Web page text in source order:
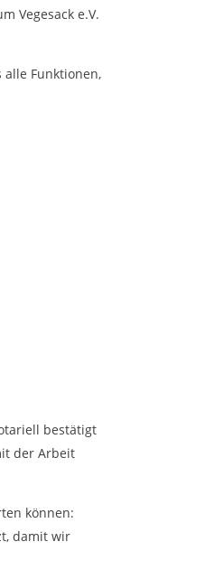
Vegesack e.V.
Funktionen,
bestätigt
der Arbeit
können:
damit wir